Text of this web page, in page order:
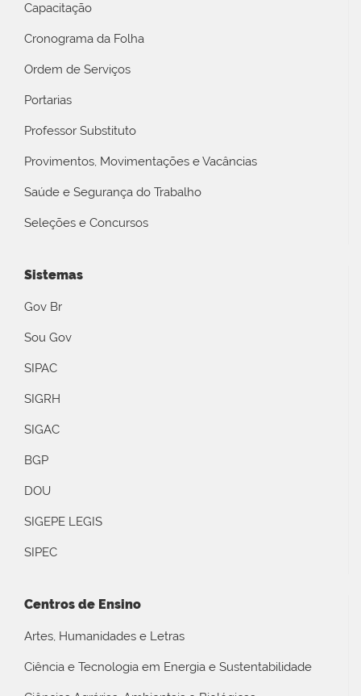
Capacitação
Cronograma da Folha
Ordem de Serviços
Portarias
Professor Substituto
Provimentos, Movimentações e Vacâncias
Saúde e Segurança do Trabalho
Seleções e Concursos
Sistemas
Gov Br
Sou Gov
SIPAC
SIGRH
SIGAC
BGP
DOU
SIGEPE LEGIS
SIPEC
Centros de Ensino
Artes, Humanidades e Letras
Ciência e Tecnologia em Energia e Sustentabilidade